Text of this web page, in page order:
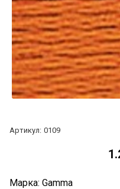
Артикул: 0109
Марка: Gamma